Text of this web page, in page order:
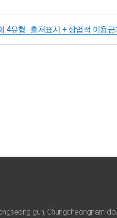
4유형 : 출처표시 + 상업적 이용
gun, Chungcheongnam-